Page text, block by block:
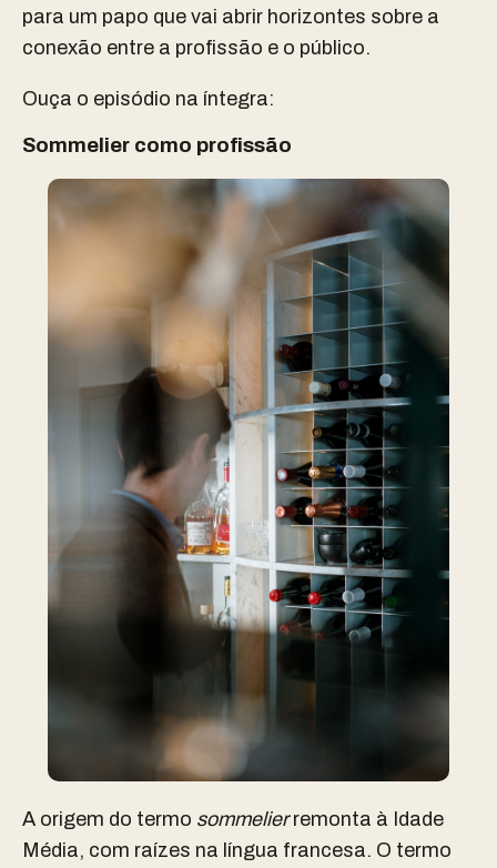
para um papo que vai abrir horizontes sobre a
conexão entre a profissão e o público.
Ouça o episódio na íntegra:
Sommelier como profissão
A origem do termo sommelierremonta à Idade
Média, com raízes na língua francesa. O termo